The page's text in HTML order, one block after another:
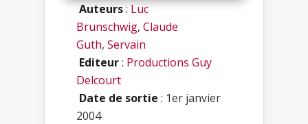
Auteurs:Luc
Brunschwig, Claude
Guth, Servain
Editeur: Productions Guy
Delcourt
Date de sortie : 1er janvier
2004